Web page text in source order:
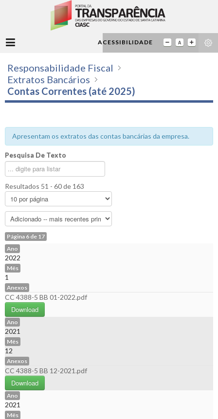
ACESSIBILIDADE
Responsabilidade Fiscal
Extratos Bancários
Contas Correntes (até 2025)
Apresentam os extratos das contas bancárias da empresa.
Pesquisa De Texto
Resultados 51 - 60 de 163
Página 6 de 17
Ano
2022
Mês
1
Anexos
CC 4388-5 BB 01-2022.pdf
Download
Ano
2021
Mês
12
Anexos
CC 4388-5 BB 12-2021.pdf
Download
Ano
2021
Mês